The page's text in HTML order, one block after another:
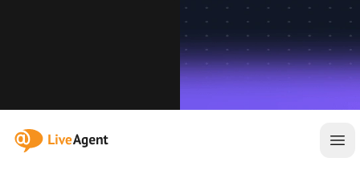
:site.title
メ